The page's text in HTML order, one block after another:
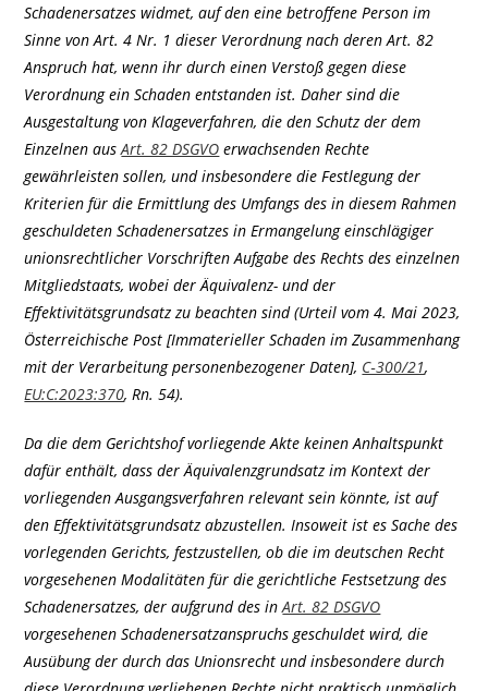
Schadenersatzes widmet, auf den eine betroffene Person im
Sinne von Art. 4 Nr. 1 dieser Verordnung nach deren Art. 82
Anspruch hat, wenn ihr durch einen Verstoß gegen diese
Verordnung ein Schaden entstanden ist. Daher sind die
Ausgestaltung von Klageverfahren, die den Schutz der dem
Einzelnen ausArt. 82 DSGVO erwachsenden Rechte
gewährleisten sollen, und insbesondere die Festlegung der
Kriterien für die Ermittlung des Umfangs des in diesem Rahmen
geschuldeten Schadenersatzes in Ermangelung einschlägiger
unionsrechtlicher Vorschriften Aufgabe des Rechts des einzelnen
Mitgliedstaats, wobei der Äquivalenz- und der
Effektivitätsgrundsatz zu beachten sind (Urteil vom 4. Mai 2023,
Österreichische Post [Immaterieller Schaden im Zusammenhang
mit der Verarbeitung personenbezogener Daten], C‑300/21,
EU:C:2023:370, Rn. 54).
Da die dem Gerichtshof vorliegende Akte keinen Anhaltspunkt
dafür enthält, dass der Äquivalenzgrundsatz im Kontext der
vorliegenden Ausgangsverfahren relevant sein könnte, ist auf
den Effektivitätsgrundsatz abzustellen. Insoweit ist es Sache des
vorlegenden Gerichts, festzustellen, ob die im deutschen Recht
vorgesehenen Modalitäten für die gerichtliche Festsetzung des
Schadenersatzes, der aufgrund des inArt. 82 DSGVO
vorgesehenen Schadenersatzanspruchs geschuldet wird, die
Ausübung der durch das Unionsrecht und insbesondere durch